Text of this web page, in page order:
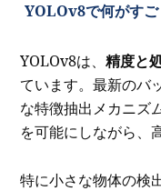
YOLOv8で何がすご
YOLOv8は、精度と
ています。最新のバ
な特徴抽出メカニズ
を可能にしながら、
特に小さな物体の検